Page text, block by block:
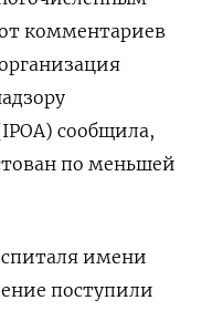
комментариев
сообщила,
по меньшей
имени
поступили